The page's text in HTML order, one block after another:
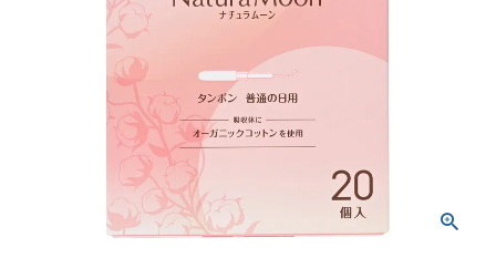
カテゴリーから探す